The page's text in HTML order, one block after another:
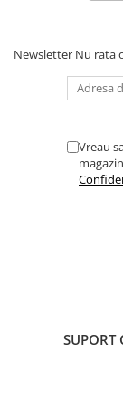
Ventile
Automatizare
Accesorii pentru
Echipamente
Pompe de
Pompe pentru
Newsletter Nu rata
Vreau
SUPORT